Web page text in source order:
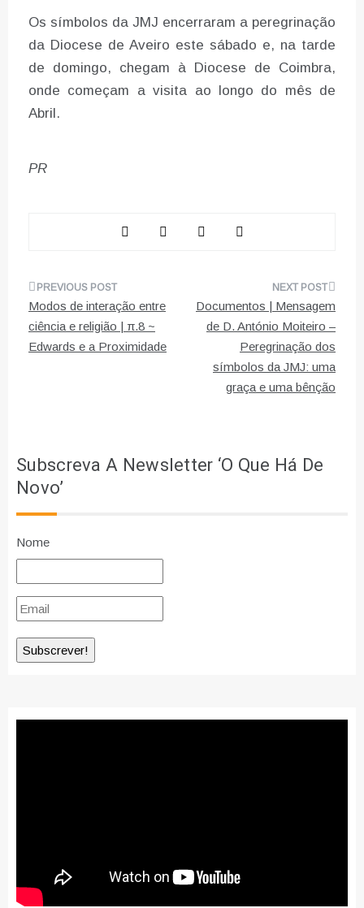
Os símbolos da JMJ encerraram a peregrinação
da Diocese de Aveiro este sábado e, na tarde
de domingo, chegam à Diocese de Coimbra,
onde começam a visita ao longo do mês de
Abril.
PR
Navegação
de
artigos
Modos de interação entre
ciência e religião | π.8 ~
Edwards e a Proximidade
Documentos | Mensagem
de D. António Moiteiro –
Peregrinação dos
símbolos da JMJ: uma
graça e uma bênção
Subscreva A Newsletter ‘O Que Há De
Novo’
Nome